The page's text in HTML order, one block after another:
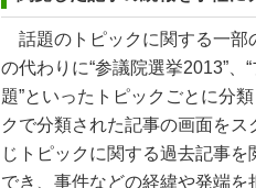
話題のトピックに関する一部
の代わりに“参議院選挙2013”、
題”といったトピックごとに分
クで分類された記事の画面をス
じトピックに関する過去記事
でき、事件などの経緯や発端を